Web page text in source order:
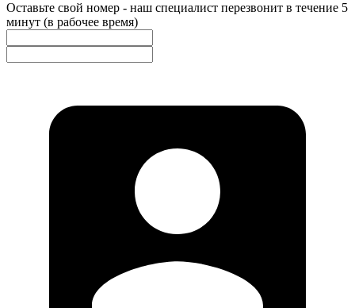
Оставьте свой номер - наш специалист перезвонит в течение 5
минут (в рабочее время)